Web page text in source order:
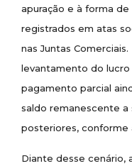
apuração e à forma
registrados em atas
nas Juntas
levantamento do
pagamento parcial
saldo remanescente
posteriores, conforme
Diante desse cenário,